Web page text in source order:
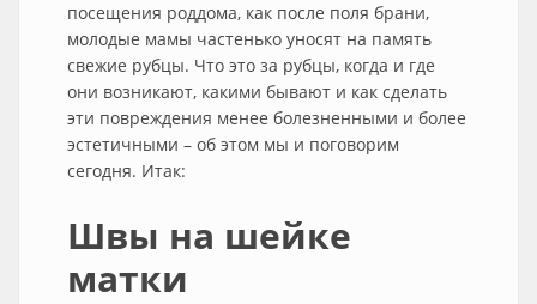
посещения роддома, как после поля брани,
молодые мамы частенько уносят на память
свежие рубцы. Что это за рубцы, когда и где
они возникают, какими бывают и как сделать
эти повреждения менее болезненными и более
эстетичными – об этом мы и поговорим
сегодня. Итак:
Швы на шейке
матки